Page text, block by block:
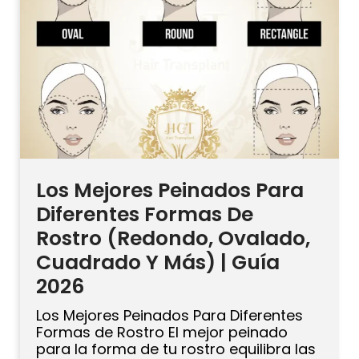
aceite […]
Los Mejores Peinados Para
Diferentes Formas De
Rostro (Redondo, Ovalado,
Cuadrado Y Más) | Guía
2026
Los Mejores Peinados Para Diferentes
Formas de Rostro El mejor peinado
para la forma de tu rostro equilibra las